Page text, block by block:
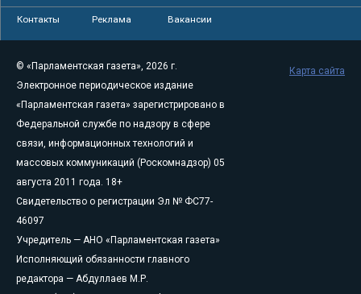
Контакты Реклама Вакансии
© «Парламентская газета», 2026 г.
Электронное периодическое издание
«Парламентская газета» зарегистрировано в
Федеральной службе по надзору в сфере
связи, информационных технологий и
массовых коммуникаций (Роскомнадзор) 05
августа 2011 года. 18+
Свидетельство о регистрации Эл № ФС77-
46097
Учредитель — АНО «Парламентская газета»
Исполняющий обязанности главного
редактора — Абдуллаев М.Р.
Карта сайта